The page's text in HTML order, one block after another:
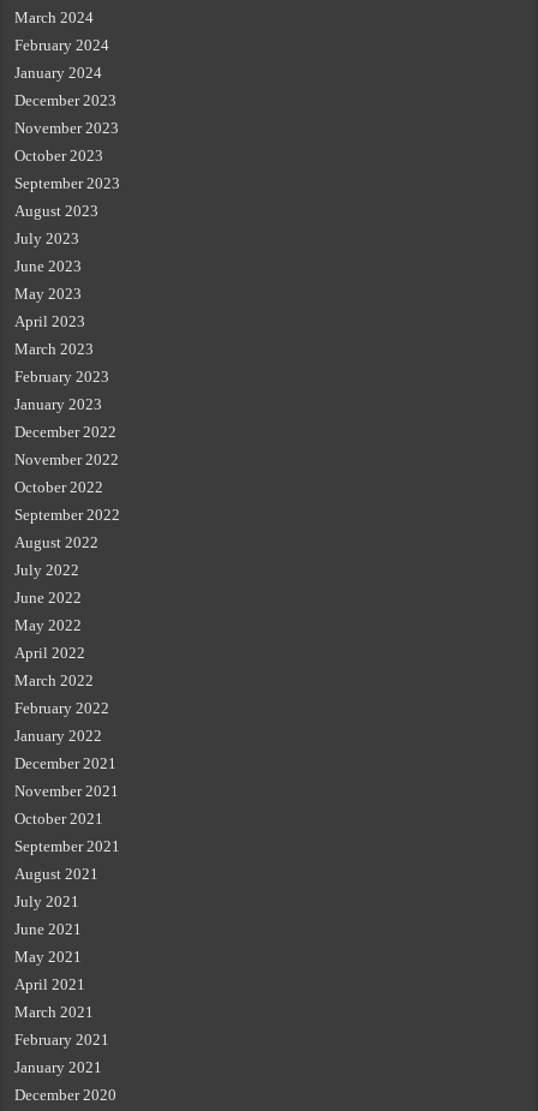
March 2024
February 2024
January 2024
December 2023
November 2023
October 2023
September 2023
August 2023
July 2023
June 2023
May 2023
April 2023
March 2023
February 2023
January 2023
December 2022
November 2022
October 2022
September 2022
August 2022
July 2022
June 2022
May 2022
April 2022
March 2022
February 2022
January 2022
December 2021
November 2021
October 2021
September 2021
August 2021
July 2021
June 2021
May 2021
April 2021
March 2021
February 2021
January 2021
December 2020